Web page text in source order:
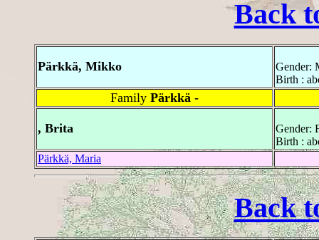
Back
Pärkkä, Mikko
Gender:
Birth :
Family Pärkkä -
, Brita
Gender:
Birth :
Pärkkä, Maria
Back